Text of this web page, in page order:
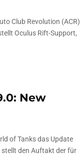
Club Revolution (ACR)
Oculus Rift-Support,
New
of Tanks das Update
den Auftakt der für